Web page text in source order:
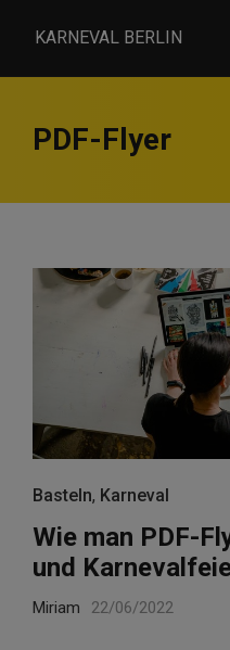
KARNEVAL BERLIN
PDF-Flyer
Basteln, Karneval
Wie man PDF-
und
Miriam 22/06/2022